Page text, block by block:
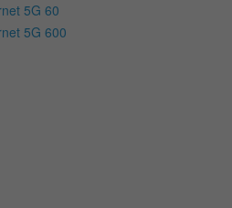
5G 60
5G 600